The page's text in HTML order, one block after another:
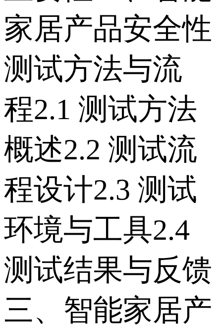
家居产品安全性
测试方法与流
程 2.1 测试方法
概述 2.2 测试流
程设计 2.3 测试
环境与工具 2.4
测试结果与反馈
三、智能家居产